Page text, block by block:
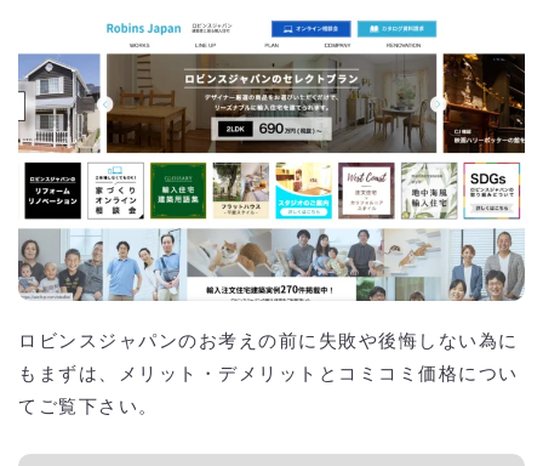
ロビンスジャパンのお考えの前に失敗や後悔しない為に
もまずは、メリット・デメリットとコミコミ価格につい
てご覧下さい。